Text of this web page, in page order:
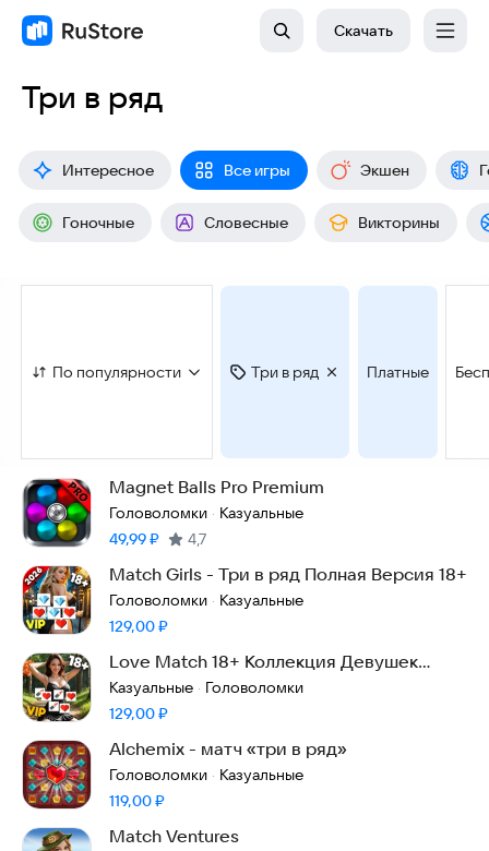
Скачать
Три в ряд
Интересное Все игры Экшен
Гоночные Словесные Викторины
По популярности Три в ряд Платные
Magnet Balls Pro Premium
Головоломки · Казуальные
Цена:
49,99₽ 4,7
Match Girls - Три в ряд Полная Версия 18+
Головоломки · Казуальные
Цена:
129,00₽
Love Match 18+ Коллекция Девушек
Полная Версия
Казуальные · Головоломки
Цена:
129,00₽
Alchemix - матч «три в ряд»
Головоломки · Казуальные
Цена:
119,00₽
Match Ventures